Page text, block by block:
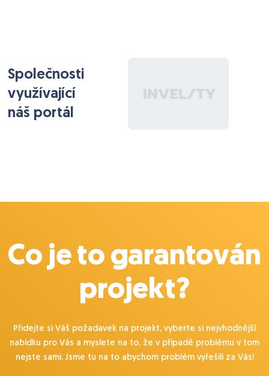
Společnosti
využívající
náš portál
Co je to garantován
projekt?
Přidejte si Váš požadavek na projekt, vyberte si nejvhodnější
nabídku pro Vás a myslete na to, že v případě problému v tom
nejste sami. Jsme tu na to abychom problém vyřešili za Vás!